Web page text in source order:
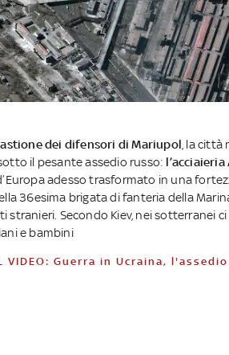
dei difensori di Mariupol, la città
il pesante assedio russo: l’acciaieria
adesso trasformato in una
36esima brigata di fanteria della
stranieri. Secondo Kiev, nei sotterranei
e bambini
IL VIDEO: Guerra in Ucraina,